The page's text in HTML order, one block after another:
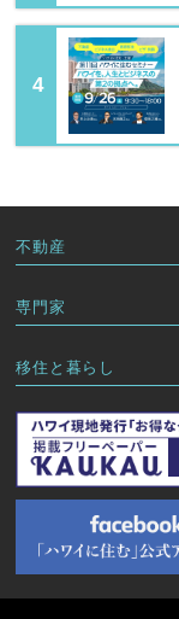
不動産
専門家
移住と暮らし